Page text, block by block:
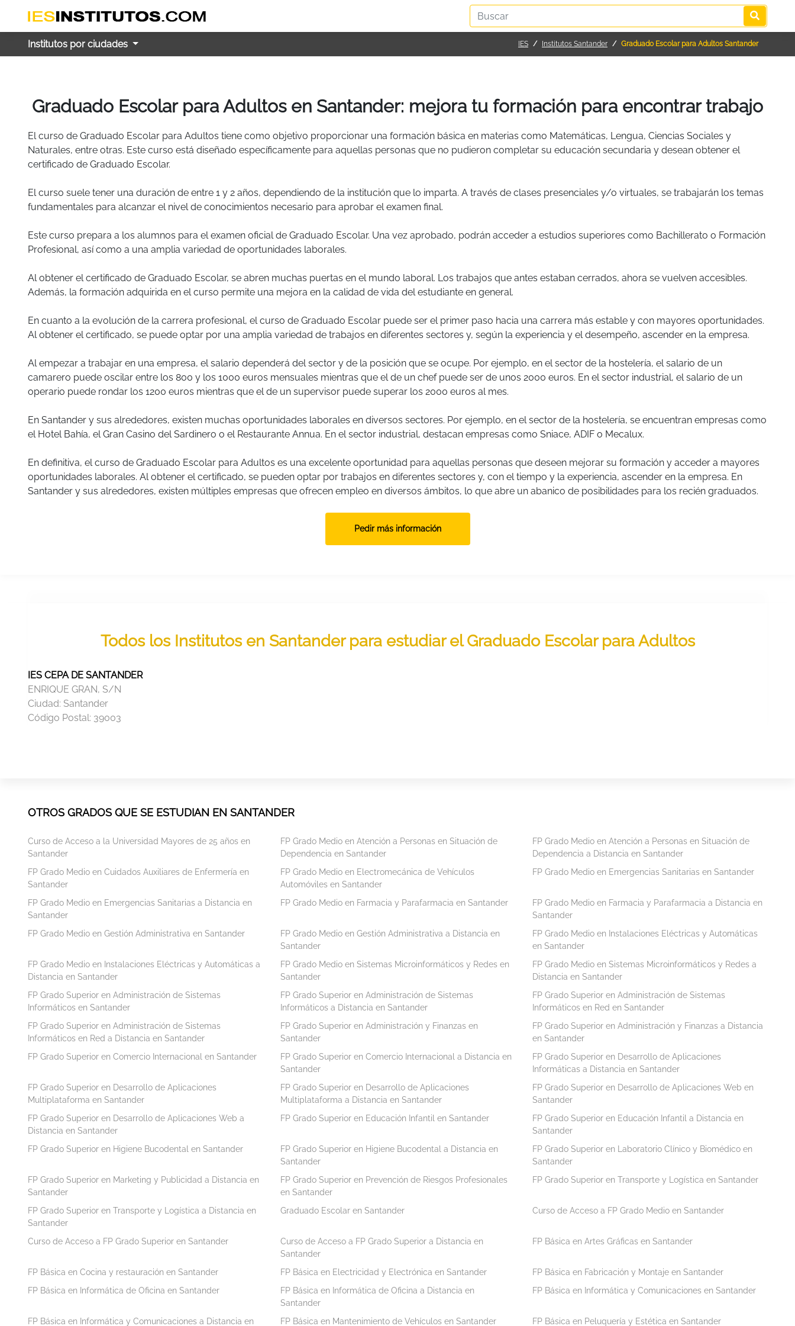
Institutos por ciudades IES Institutos Santander Graduado Escolar para Adultos Santander
Graduado Escolar para Adultos en Santander: mejora tu formación para encontrar trabajo
El curso de Graduado Escolar para Adultos tiene como objetivo proporcionar una formación básica en materias como Matemáticas, Lengua, Ciencias Sociales y
Naturales, entre otras. Este curso está diseñado específicamente para aquellas personas que no pudieron completar su educación secundaria y desean obtener el
certificado de Graduado Escolar.
El curso suele tener una duración de entre 1 y 2 años, dependiendo de la institución que lo imparta. A través de clases presenciales y/o virtuales, se trabajarán los temas
fundamentales para alcanzar el nivel de conocimientos necesario para aprobar el examen final.
Este curso prepara a los alumnos para el examen oficial de Graduado Escolar. Una vez aprobado, podrán acceder a estudios superiores como Bachillerato o Formación
Profesional, así como a una amplia variedad de oportunidades laborales.
Al obtener el certificado de Graduado Escolar, se abren muchas puertas en el mundo laboral. Los trabajos que antes estaban cerrados, ahora se vuelven accesibles.
Además, la formación adquirida en el curso permite una mejora en la calidad de vida del estudiante en general.
En cuanto a la evolución de la carrera profesional, el curso de Graduado Escolar puede ser el primer paso hacia una carrera más estable y con mayores oportunidades.
Al obtener el certificado, se puede optar por una amplia variedad de trabajos en diferentes sectores y, según la experiencia y el desempeño, ascender en la empresa.
Al empezar a trabajar en una empresa, el salario dependerá del sector y de la posición que se ocupe. Por ejemplo, en el sector de la hostelería, el salario de un
camarero puede oscilar entre los 800 y los 1000 euros mensuales mientras que el de un chef puede ser de unos 2000 euros. En el sector industrial, el salario de un
operario puede rondar los 1200 euros mientras que el de un supervisor puede superar los 2000 euros al mes.
En Santander y sus alrededores, existen muchas oportunidades laborales en diversos sectores. Por ejemplo, en el sector de la hostelería, se encuentran empresas como
el Hotel Bahía, el Gran Casino del Sardinero o el Restaurante Annua. En el sector industrial, destacan empresas como Sniace, ADIF o Mecalux.
En definitiva, el curso de Graduado Escolar para Adultos es una excelente oportunidad para aquellas personas que deseen mejorar su formación y acceder a mayores
oportunidades laborales. Al obtener el certificado, se pueden optar por trabajos en diferentes sectores y, con el tiempo y la experiencia, ascender en la empresa. En
Santander y sus alrededores, existen múltiples empresas que ofrecen empleo en diversos ámbitos, lo que abre un abanico de posibilidades para los recién graduados.
Pedir más información
Todos los Institutos en Santander para estudiar el Graduado Escolar para Adultos
IES CEPA DE SANTANDER
ENRIQUE GRAN, S/N
Ciudad: Santander
Código Postal: 39003
OTROS GRADOS QUE SE ESTUDIAN EN SANTANDER
Curso de Acceso a la Universidad Mayores de 25 años en
Santander
FP Grado Medio en Atención a Personas en Situación de
Dependencia en Santander
FP Grado Medio en Atención a Personas en Situación de
Dependencia a Distancia en Santander
FP Grado Medio en Cuidados Auxiliares de Enfermería en
Santander
FP Grado Medio en Electromecánica de Vehículos
Automóviles en Santander
FP Grado Medio en Emergencias Sanitarias en Santander
FP Grado Medio en Emergencias Sanitarias a Distancia en
Santander
FP Grado Medio en Farmacia y Parafarmacia en Santander
FP Grado Medio en Farmacia y Parafarmacia a Distancia en
Santander
FP Grado Medio en Gestión Administrativa en Santander
FP Grado Medio en Gestión Administrativa a Distancia en
Santander
FP Grado Medio en Instalaciones Eléctricas y Automáticas
en Santander
FP Grado Medio en Instalaciones Eléctricas y Automáticas a
Distancia en Santander
FP Grado Medio en Sistemas Microinformáticos y Redes en
Santander
FP Grado Medio en Sistemas Microinformáticos y Redes a
Distancia en Santander
FP Grado Superior en Administración de Sistemas
Informáticos en Santander
FP Grado Superior en Administración de Sistemas
Informáticos a Distancia en Santander
FP Grado Superior en Administración de Sistemas
Informáticos en Red en Santander
FP Grado Superior en Administración de Sistemas
Informáticos en Red a Distancia en Santander
FP Grado Superior en Administración y Finanzas en
Santander
FP Grado Superior en Administración y Finanzas a Distancia
en Santander
FP Grado Superior en Comercio Internacional en Santander
FP Grado Superior en Comercio Internacional a Distancia en
Santander
FP Grado Superior en Desarrollo de Aplicaciones
Informáticas a Distancia en Santander
FP Grado Superior en Desarrollo de Aplicaciones
Multiplataforma en Santander
FP Grado Superior en Desarrollo de Aplicaciones
Multiplataforma a Distancia en Santander
FP Grado Superior en Desarrollo de Aplicaciones Web en
Santander
FP Grado Superior en Desarrollo de Aplicaciones Web a
Distancia en Santander
FP Grado Superior en Educación Infantil en Santander
FP Grado Superior en Educación Infantil a Distancia en
Santander
FP Grado Superior en Higiene Bucodental en Santander
FP Grado Superior en Higiene Bucodental a Distancia en
Santander
FP Grado Superior en Laboratorio Clínico y Biomédico en
Santander
FP Grado Superior en Marketing y Publicidad a Distancia en
Santander
FP Grado Superior en Prevención de Riesgos Profesionales
en Santander
FP Grado Superior en Transporte y Logística en Santander
FP Grado Superior en Transporte y Logística a Distancia en
Santander
Graduado Escolar en Santander Curso de Acceso a FP Grado Medio en Santander
Curso de Acceso a FP Grado Superior en Santander
Curso de Acceso a FP Grado Superior a Distancia en
Santander
FP Básica en Artes Gráficas en Santander
FP Básica en Cocina y restauración en Santander FP Básica en Electricidad y Electrónica en Santander
FP Básica en Fabricación y Montaje en Santander
FP Básica en Informática de Oficina en Santander
FP Básica en Informática de Oficina a Distancia en
Santander
FP Básica en Informática y Comunicaciones en Santander
FP Básica en Informática y Comunicaciones a Distancia en FP Básica en Mantenimiento de Vehículos en Santander FP Básica en Peluquería y Estética en Santander